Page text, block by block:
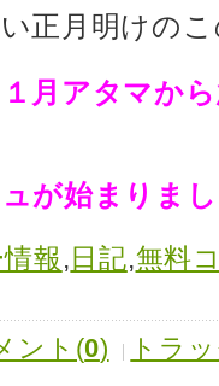
正月明けの
月アタマか
が始まりま
報,日記,無料
ント(0)
トラ